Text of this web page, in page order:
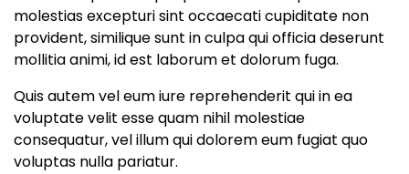
molestias excepturi sint occaecati cupiditate non
provident, similique sunt in culpa qui officia deserunt
mollitia animi, id est laborum et dolorum fuga.
Quis autem vel eum iure reprehenderit qui in ea
voluptate velit esse quam nihil molestiae
consequatur, vel illum qui dolorem eum fugiat quo
voluptas nulla pariatur.